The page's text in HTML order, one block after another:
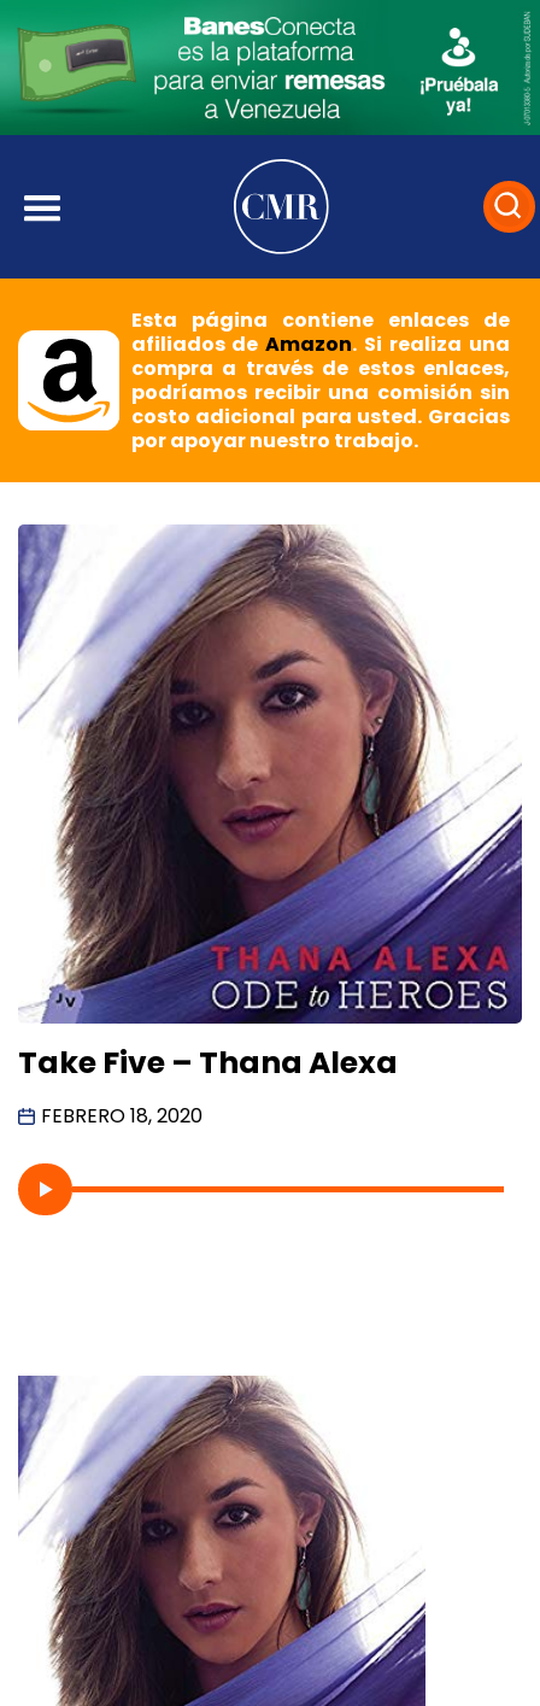
Esta página contiene enlaces de
afiliados deAmazon. Si realiza una
compra a través de estos enlaces,
podríamos recibir una comisión sin
costo adicional para usted. Gracias
por apoyar nuestro trabajo.
Take Five – Thana Alexa
FEBRERO 18, 2020